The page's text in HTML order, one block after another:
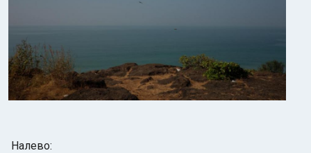
Налево: